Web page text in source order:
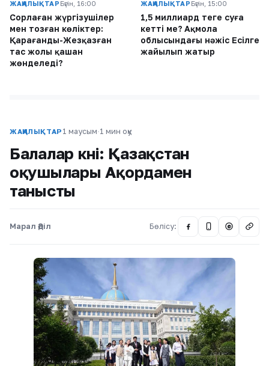
ЖАҢАЛЫҚТАР Бүгін, 16:00
Сорлаған жүргізушілер
мен тозған көліктер:
Қарағанды-Жезқазған
тас жолы қашан
жөнделеді?
ЖАҢАЛЫҚТАР Бүгін, 15:00
1,5 миллиард теңге суға
кетті ме? Ақмола
облысындағы нәжіс Есілге
жайылып жатыр
ЖАҢАЛЫҚТАР 1 маусым·1 мин оқу
Балалар күні: Қазақстан
оқушылары Ақордамен
танысты
Марал Әділ Бөлісу: @